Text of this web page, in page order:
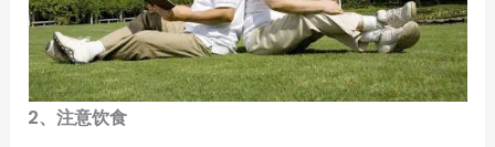
2、注意饮食